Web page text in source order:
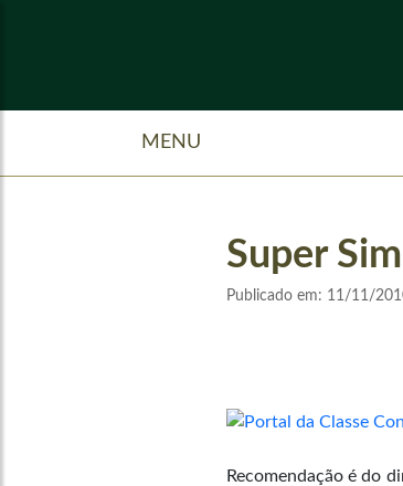
MENU
Super
Publicado em: 11/11/
Recomendação é do